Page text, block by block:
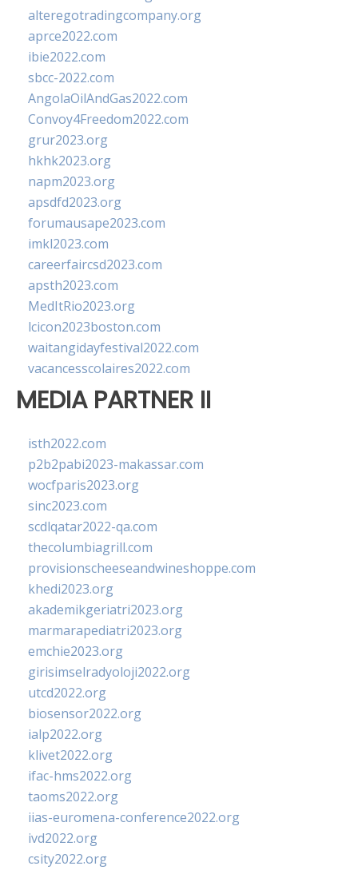
alteregotradingcompany.org
aprce2022.com
ibie2022.com
sbcc-2022.com
AngolaOilAndGas2022.com
Convoy4Freedom2022.com
grur2023.org
hkhk2023.org
napm2023.org
apsdfd2023.org
forumausape2023.com
imkl2023.com
careerfaircsd2023.com
apsth2023.com
MedItRio2023.org
lcicon2023boston.com
waitangidayfestival2022.com
vacancesscolaires2022.com
MEDIA PARTNER II
isth2022.com
p2b2pabi2023-makassar.com
wocfparis2023.org
sinc2023.com
scdlqatar2022-qa.com
thecolumbiagrill.com
provisionscheeseandwineshoppe.com
khedi2023.org
akademikgeriatri2023.org
marmarapediatri2023.org
emchie2023.org
girisimselradyoloji2022.org
utcd2022.org
biosensor2022.org
ialp2022.org
klivet2022.org
ifac-hms2022.org
taoms2022.org
iias-euromena-conference2022.org
ivd2022.org
csity2022.org